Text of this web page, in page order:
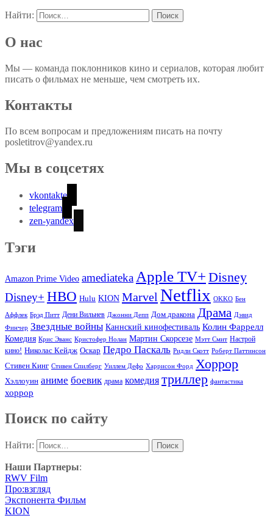
Найти:
О нас
Мы — команда поклонников кино и сериалов, которая любит
писать о фильмах не меньше, чем смотреть их.
Контакты
По всем вопросам и предложениям писать на почту
posletitrov@yandex.ru
Мы в соцсетях
vkontakte
telegram
zen-yandex
Тэги
Amazon Prime Video amediateka Apple TV+ Disney
Disney+ HBO Hulu KION Marvel Netflix OKKO Бен
Аффлек Брэд Питт Дени Вильнев Джонни Депп Дом дракона Драма Дэвид
Финчер Звездные войны Каннский кинофестиваль Колин Фаррелл
Комедия Крис Эванс Кристофер Нолан Мартин Скорсезе Мэтт Смит Настрой
кино! Николас Кейдж Оскар Педро Паскаль Ридли Скотт Роберт Паттинсон
Стивен Кинг Стивен Спилберг Уиллем Дефо Харрисон Форд Хоррор
Хэллоуин аниме боевик драма комедия триллер фантастика
хоррор
Поиск по сайту
Найти:
Наши Партнеры:
RWV Film
Про:взгляд
Экспонента Фильм
KION